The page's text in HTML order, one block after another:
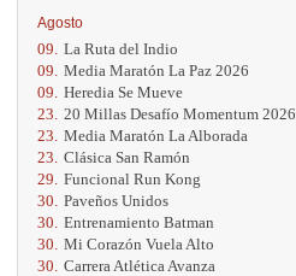
Agosto
09. La Ruta del Indio
09. Media Maratón La Paz 2026
09. Heredia Se Mueve
23. 20 Millas Desafío Momentum 2026
23. Media Maratón La Alborada
23. Clásica San Ramón
29. Funcional Run Kong
30. Paveños Unidos
30. Entrenamiento Batman
30. Mi Corazón Vuela Alto
30. Carrera Atlética Avanza